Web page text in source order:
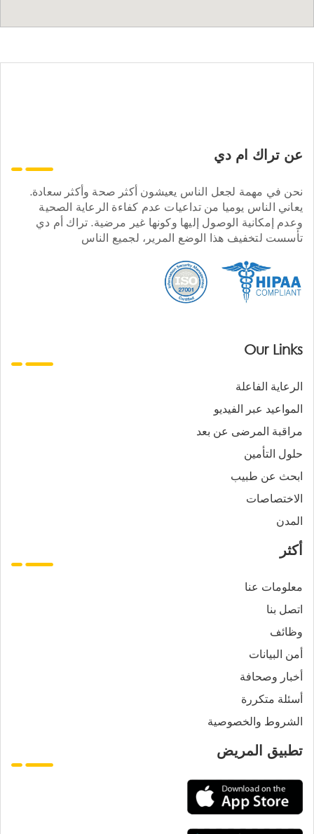
عن تراك ام دي
نحن في مهمة لجعل الناس يعيشون أكثر صحة وأكثر سعادة.
يعاني الناس يوميا من تداعيات عدم كفاءة الرعاية الصحية
وعدم إمكانية الوصول إليها وكونها غير مرضية. تراك أم دي
تأسست لتخفيف هذا الوضع المرير، لجميع الناس
Our Links
الرعاية الفاعلة
المواعيد عبر الفيديو
مراقبة المرضى عن بعد
حلول التأمين
ابحث عن طبيب
الاختصاصات
المدن
أكثر
معلومات عنا
اتصل بنا
وظائف
أمن البيانات
أخبار وصحافة
أسئلة متكررة
الشروط والخصوصية
تطبيق المريض